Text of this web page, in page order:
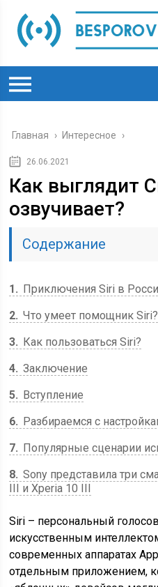
Главная › Интересное ›
26.06.2021
Как выглядит
озвучивает?
Содержание
1
Приключения Siri в
2 Что умеет помощник Siri?
3
Как пользоваться Siri?
4 Заключение
5
Вступление
6
Разбираемся с
7
Популярные сценарии
8 Sony представила три
III и Xperia 10 III
Siri – персональный
искусственным
современных аппаратах
отдельным приложением,